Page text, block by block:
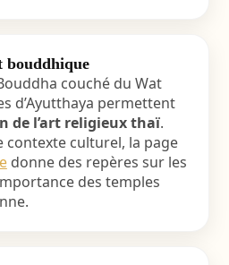
bouddhique
couché du Wat
d’Ayutthaya permettent
de l’art religieux thaï.
culturel, la page
donne des repères sur les
des temples